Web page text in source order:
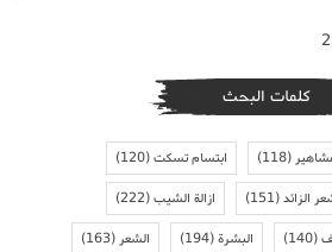
كلمات البحث
(118) ابتسام تسكت(120)
الزائد(151) ازالة الشيب(222)
(140) البشرة(194) الشعر(163)